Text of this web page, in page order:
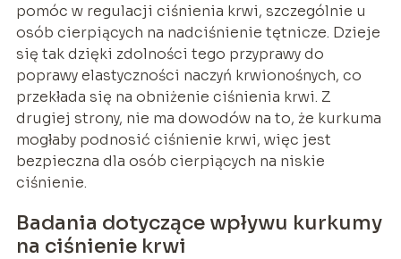
pomóc w regulacji ciśnienia krwi, szczególnie u
osób cierpiących na nadciśnienie tętnicze. Dzieje
się tak dzięki zdolności tego przyprawy do
poprawy elastyczności naczyń krwionośnych, co
przekłada się na obniżenie ciśnienia krwi. Z
drugiej strony, nie ma dowodów na to, że kurkuma
mogłaby podnosić ciśnienie krwi, więc jest
bezpieczna dla osób cierpiących na niskie
ciśnienie.
Badania dotyczące wpływu kurkumy
na ciśnienie krwi